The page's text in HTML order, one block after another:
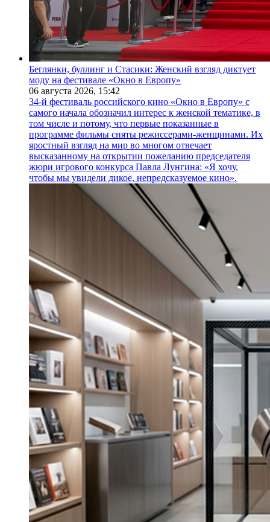
Беглянки, буллинг и Стасики: Женский взгляд диктует
моду на фестивале «Окно в Европу»
06 августа 2026, 15:42
34-й фестиваль российского кино «Окно в Европу» с
самого начала обозначил интерес к женской тематике, в
том числе и потому, что первые показанные в
программе фильмы сняты режиссерами-женщинами. Их
яростный взгляд на мир во многом отвечает
высказанному на открытии пожеланию председателя
жюри игрового конкурса Павла Лунгина: «Я хочу,
чтобы мы увидели дикое, непредсказуемое кино».